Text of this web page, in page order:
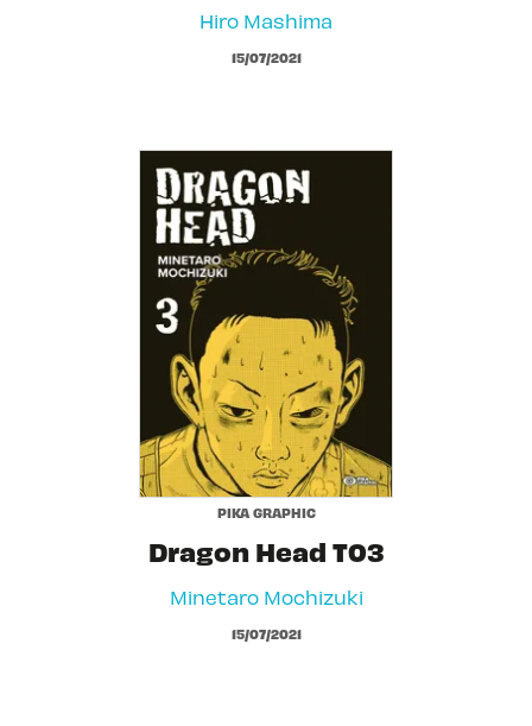
Hiro Mashima
15/07/2021
PIKA GRAPHIC
Dragon Head T03
Minetaro Mochizuki
15/07/2021